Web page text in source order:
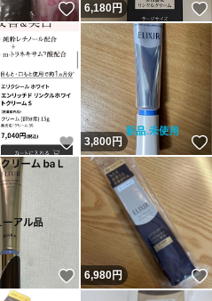
いいね！
6,180円
いいね！
3,800円
いいね！
6,980円